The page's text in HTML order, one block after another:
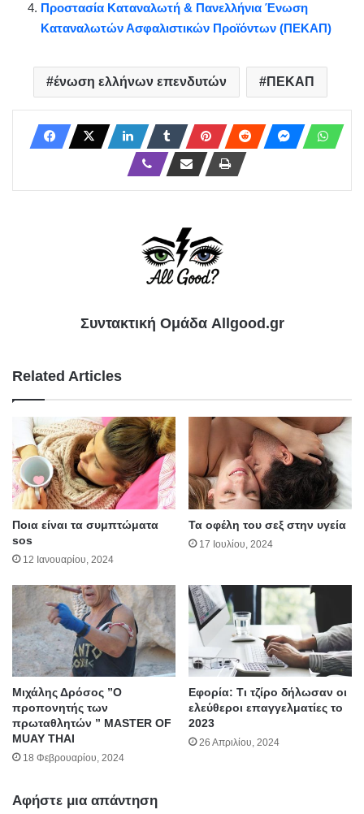
Προστασία Καταναλωτή & Πανελλήνια Ένωση
Καταναλωτών Ασφαλιστικών Προϊόντων (ΠΕΚΑΠ)
ένωση ελλήνων επενδυτών ΠΕΚΑΠ
Συντακτική Ομάδα Allgood.gr
Related Articles
Ποια είναι τα συμπτώματα
sos
12 Ιανουαρίου, 2024
Τα οφέλη του σεξ στην υγεία
17 Ιουλίου, 2024
Mιχάλης Δρόσος ”Ο
προπονητής των
πρωταθλητών ” MASTER OF
MUAY THAI
18 Φεβρουαρίου, 2024
Εφορία: Τι τζίρο δήλωσαν οι
ελεύθεροι επαγγελματίες το
2023
26 Απριλίου, 2024
Αφήστε μια απάντηση